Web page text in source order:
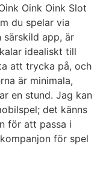
Oink Oink Slot
du spelar via
särskild app, är
idealiskt till
att trycka på, och
är minimala,
en stund. Jag kan
det känns
för att passa i
för spel